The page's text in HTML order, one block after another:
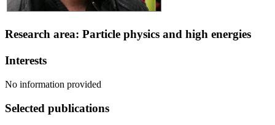
Research area: Particle physics and high energies
Interests
No information provided
Selected publications